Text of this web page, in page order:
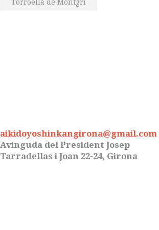
Torroella de Montgrí
aikidoyoshinkangirona@gmail.com
Avinguda del President Josep
Tarradellas i Joan 22-24, Girona